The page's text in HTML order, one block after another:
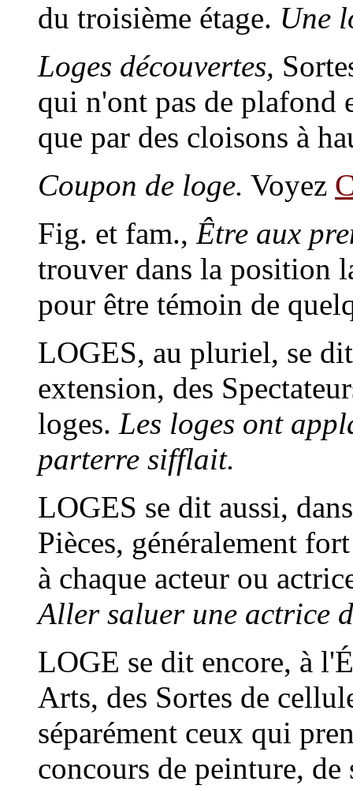
du troisième étage. Une
Loges découvertes,
qui n'ont pas de plafond
que par des cloisons à
Coupon de loge. Voyez
Fig. et fam., Être aux
trouver dans la position
pour être témoin de
LOGES, au pluriel, se
extension, des
loges. Les loges ont
parterre sifflait.
LOGES se dit aussi,
Pièces, généralement
à chaque acteur ou
Aller saluer une actrice
LOGE se dit encore, à
Arts, des Sortes de
séparément ceux qui
concours de peinture,